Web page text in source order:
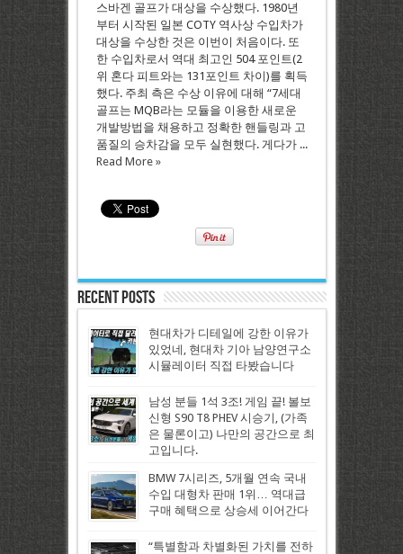
스바겐 골프가 대상을 수상했다. 1980년
부터 시작된 일본 COTY 역사상 수입차가
대상을 수상한 것은 이번이 처음이다. 또
한 수입차로서 역대 최고인 504 포인트(2
위 혼다 피트와는 131포인트 차이)를 획득
했다. 주최 측은 수상 이유에 대해 “7세대
골프는 MQB라는 모듈을 이용한 새로운
개발방법을 채용하고 정확한 핸들링과 고
품질의 승차감을 모두 실현했다. 게다가 ...
Read More »
Recent Posts
현대차가 디테일에 강한 이유가
있었네, 현대차 기아 남양연구소
시뮬레이터 직접 타봤습니다
남성 분들 1석 3조! 게임 끝! 볼보
신형 S90 T8 PHEV 시승기, (가족
은 물론이고) 나만의 공간으로 최
고입니다.
BMW 7시리즈, 5개월 연속 국내
수입 대형차 판매 1위… 역대급
구매 혜택으로 상승세 이어간다
“특별함과 차별화된 가치를 전하